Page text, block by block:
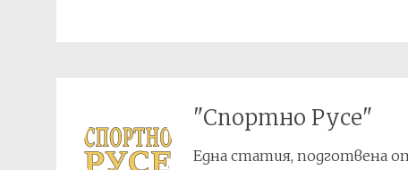
"Спортно Русе"
Една статия, подготвена